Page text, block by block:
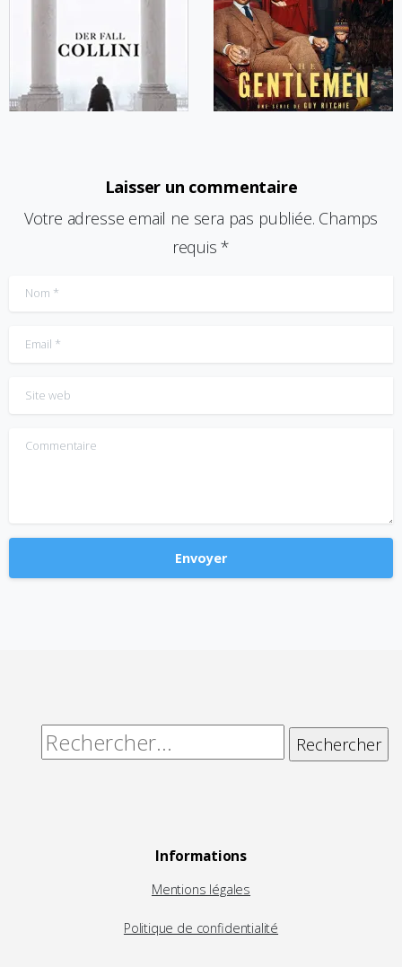
Laisser un commentaire
Votre adresse email ne sera pas publiée. Champs
requis *
Nom*
Email*
Site web
Commentaire
Rechercher :
Informations
Mentions légales
Politique de confidentialité